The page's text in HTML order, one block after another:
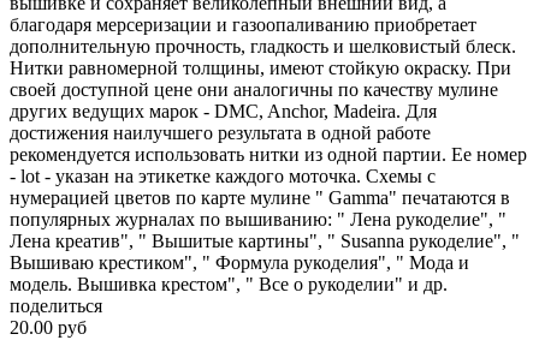
благодаря мерсеризации и газоопаливанию приобретает
дополнительную прочность, гладкость и шелковистый блеск.
Нитки равномерной толщины, имеют стойкую окраску. При
своей доступной цене они аналогичны по качеству мулине
других ведущих марок - DMC, Anchor, Madeira. Для
достижения наилучшего результата в одной работе
рекомендуется использовать нитки из одной партии. Ее номер
- lot - указан на этикетке каждого моточка. Схемы с
нумерацией цветов по карте мулине " Gamma" печатаются в
популярных журналах по вышиванию: " Лена рукоделие", "
Лена креатив", " Вышитые картины", " Susanna рукоделие", "
Вышиваю крестиком", " Формула рукоделия", " Мода и
модель. Вышивка крестом", " Все о рукоделии" и др.
поделиться
20.00 руб